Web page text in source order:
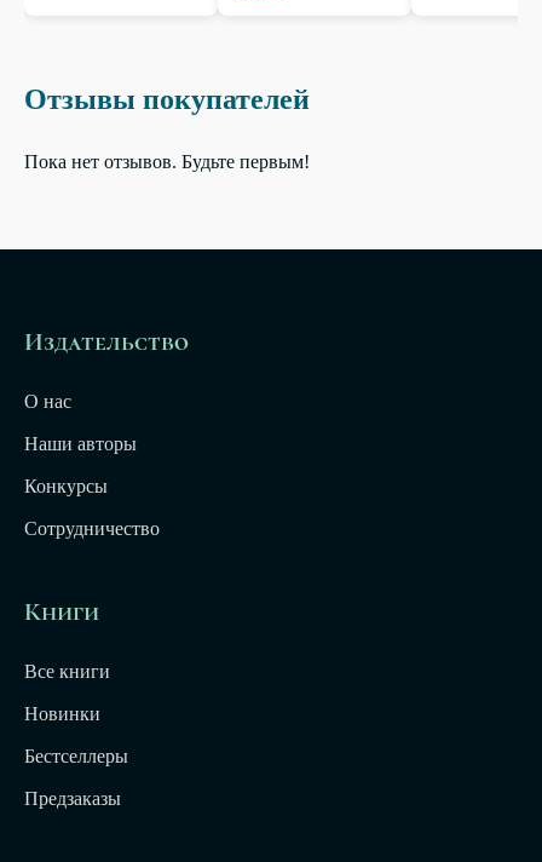
Отзывы покупателей
Пока нет отзывов. Будьте первым!
Издательство
О нас
Наши авторы
Конкурсы
Сотрудничество
Книги
Все книги
Новинки
Бестселлеры
Предзаказы